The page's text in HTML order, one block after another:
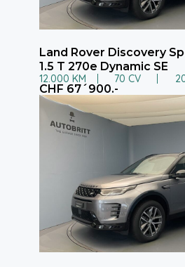
Land Rover Discovery
1.5 T 270e Dynamic SE
12.000 KM 70 CV
CHF 67´900.-